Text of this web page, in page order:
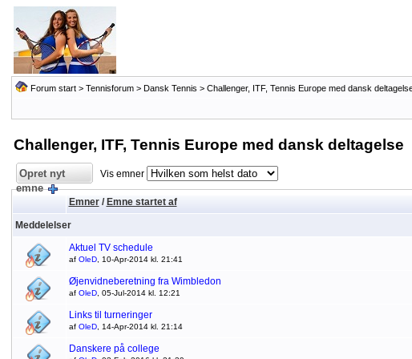
Forum start> Tennisforum> Dansk Tennis > Challenger, ITF, Tennis Europe med dansk
Challenger, ITF, Tennis Europe med dansk deltagelse
Opret nyt
emne
Vis emner
Emner/ Emne startet af
Meddelelser
Aktuel TV schedule
af OleD, 10-Apr-2014 kl. 21:41
Øjenvidneberetning fra Wimbledon
af OleD, 05-Jul-2014 kl. 12:21
Links til turneringer
af OleD, 14-Apr-2014 kl. 21:14
Danskere på college